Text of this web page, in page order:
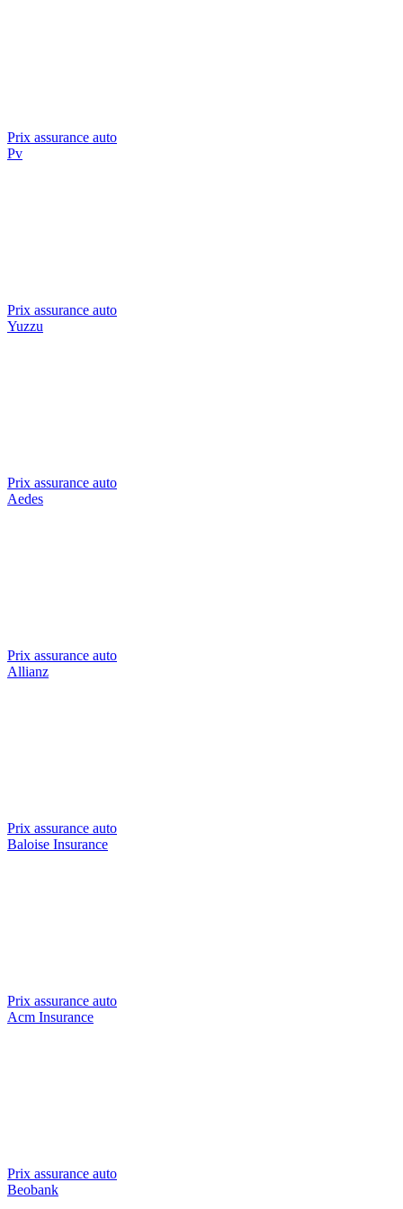
Prix assurance auto
Pv
Prix assurance auto
Yuzzu
Prix assurance auto
Aedes
Prix assurance auto
Allianz
Prix assurance auto
Baloise Insurance
Prix assurance auto
Acm Insurance
Prix assurance auto
Beobank